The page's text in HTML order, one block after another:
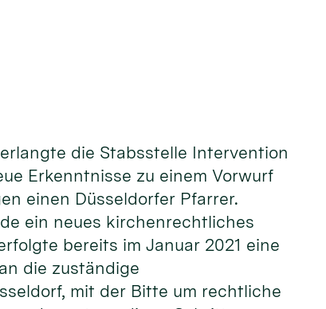
die Stabsstelle Intervention
Erkenntnisse zu einem Vorwurf
einen Düsseldorfer Pfarrer.
ein neues kirchenrechtliches
bereits im Januar 2021 eine
die zuständige
mit der Bitte um rechtliche